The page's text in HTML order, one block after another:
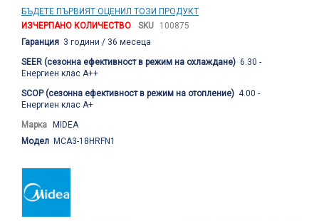
БЪДЕТЕ ПЪРВИЯТ ОЦЕНИЛ ТОЗИ ПРОДУКТ
ИЗЧЕРПАНО КОЛИЧЕСТВО
SKU
100875
Гаранция 3 години / 36 месеца
SEER (сезонна ефективност в режим на охлаждане) 6.30 -
Енергиен клас А++
SCOP (сезонна ефективност в режим на отопление) 4.00 -
Енергиен клас А+
Марка MIDEA
Модел MCA3-18HRFN1